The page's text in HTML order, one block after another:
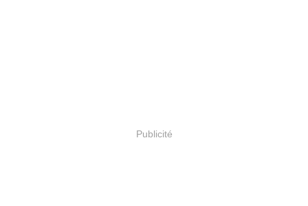
Publicité